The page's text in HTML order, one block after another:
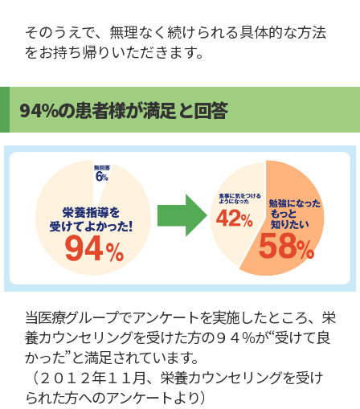
そのうえで、無理なく続けられる具体的な方法
をお持ち帰りいただきます。
94%の患者様が満足と回答
当医療グループでアンケートを実施したところ、栄
養カウンセリングを受けた方の９４％が“受けて良
かった”と満足されています。
（２０１２年１１月、栄養カウンセリングを受け
られた方へのアンケートより）